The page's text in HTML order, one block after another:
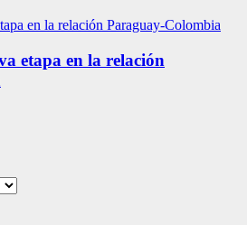
etapa en la relación